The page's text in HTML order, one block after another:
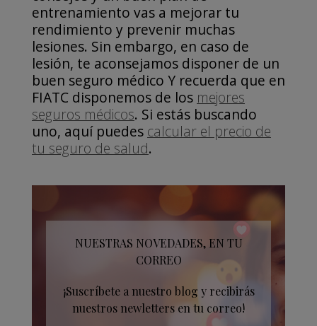
entrenamiento vas a mejorar tu
rendimiento y prevenir muchas
lesiones. Sin embargo, en caso de
lesión, te aconsejamos disponer de un
buen seguro médico Y recuerda que en
FIATC disponemos de los mejores
seguros médicos. Si estás buscando
uno, aquí puedes calcular el precio de
tu seguro de salud.
NUESTRAS NOVEDADES, EN TU
CORREO
¡Suscríbete a nuestro blog y recibirás
nuestros newletters en tu correo!